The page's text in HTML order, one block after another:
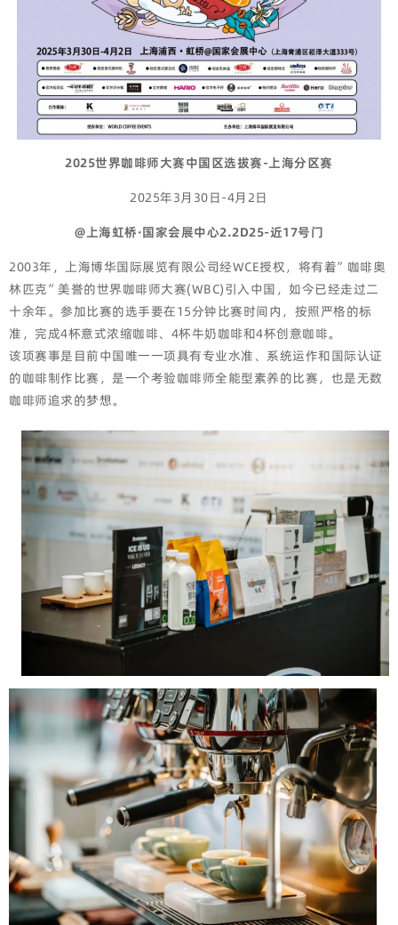
2025世界咖啡师大赛中国区选拔赛-上海分区赛
2025年3月30日-4月2日
@上海虹桥·国家会展中心2.2D25-近17号门
2003年，上海博华国际展览有限公司经WCE授权，将有着”咖啡奥
林匹克”美誉的世界咖啡师大赛(WBC)引入中国，如今已经走过二
十余年。参加比赛的选手要在15分钟比赛时间内，按照严格的标
准，完成4杯意式浓缩咖啡、4杯牛奶咖啡和4杯创意咖啡。
该项赛事是目前中国唯一一项具有专业水准、系统运作和国际认证
的咖啡制作比赛，是一个考验咖啡师全能型素养的比赛，也是无数
咖啡师追求的梦想。